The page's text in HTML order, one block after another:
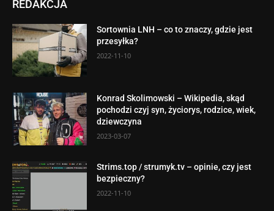
REDAKCJA
Sortownia LNH – co to znaczy, gdzie jest
przesyłka?
2022-11-10
Konrad Skolimowski – Wikipedia, skąd
pochodzi czyj syn, życiorys, rodzice, wiek,
dziewczyna
2023-03-07
Strims.top / strumyk.tv – opinie, czy jest
bezpieczny?
2022-11-10